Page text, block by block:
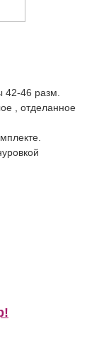
42-46 разм.
, отделанное